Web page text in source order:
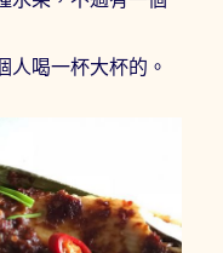
人喝一杯大杯的。